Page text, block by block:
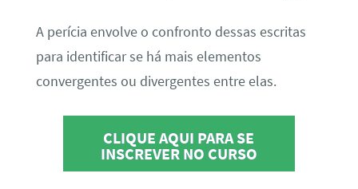
A perícia envolve o confronto dessas escritas
para identificar se há mais elementos
convergentes ou divergentes entre elas.
CLIQUE AQUI PARA SE
INSCREVER NO CURSO